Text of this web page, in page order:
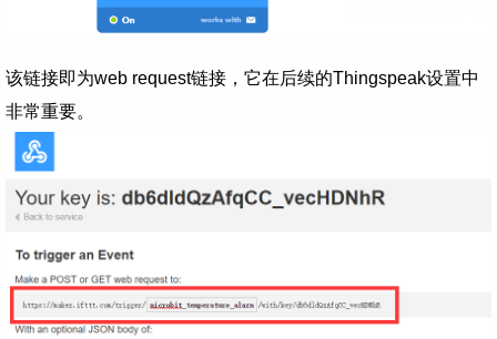
该链接即为web request链接，它在后续的Thingspeak设置中
非常重要。